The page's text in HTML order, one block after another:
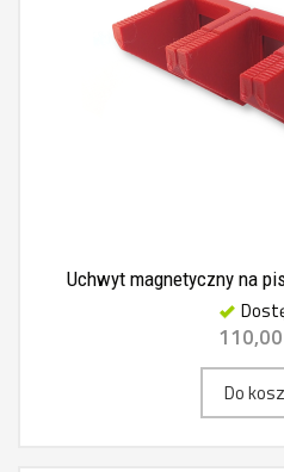
Uchwyt magnetyczny na
Do